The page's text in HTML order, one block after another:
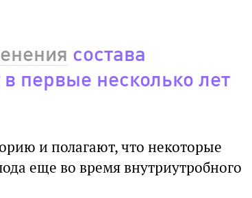
состава
первые несколько лет
и полагают, что некоторые
еще во время внутриутробного